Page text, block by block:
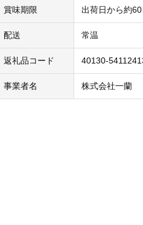
賞味期限 出荷日から約
配送 常温
返礼品コード 40130-
事業者名 株式会社一蘭